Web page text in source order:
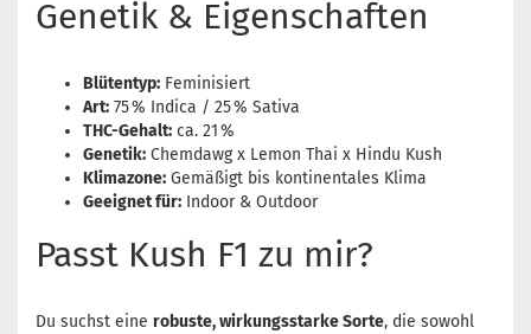
Genetik & Eigenschaften
Blütentyp: Feminisiert
Art: 75 % Indica / 25 % Sativa
THC-Gehalt: ca. 21 %
Genetik: Chemdawg x Lemon Thai x Hindu Kush
Klimazone: Gemäßigt bis kontinentales Klima
Geeignet für: Indoor & Outdoor
Passt Kush F1 zu mir?
Du suchst eine robuste, wirkungsstarke Sorte, die sowohl